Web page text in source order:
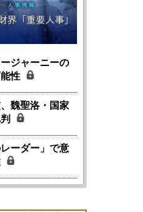
ジャーニーの
性
魏聖洛・国家
ーダー」で意